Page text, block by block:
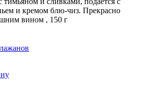
и кремом блю-чиз. Прекрасно
вином , 150 г